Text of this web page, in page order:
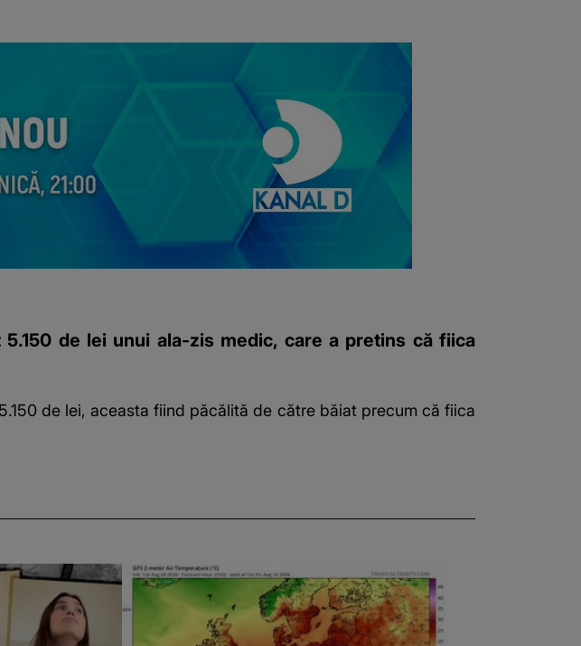
de lei unui ala-zis medic, care a pretins că fiica
de lei, aceasta fiind păcălită de către băiat precum că fiica